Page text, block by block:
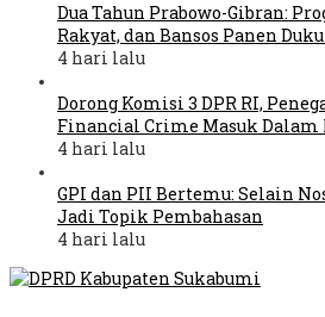
Dua Tahun Prabowo-Gibran:
Rakyat, dan Bansos Panen
4 hari lalu
Dorong Komisi 3 DPR RI,
Financial Crime Masuk Dalam
4 hari lalu
GPI dan PII Bertemu: Selain
Jadi Topik Pembahasan
4 hari lalu